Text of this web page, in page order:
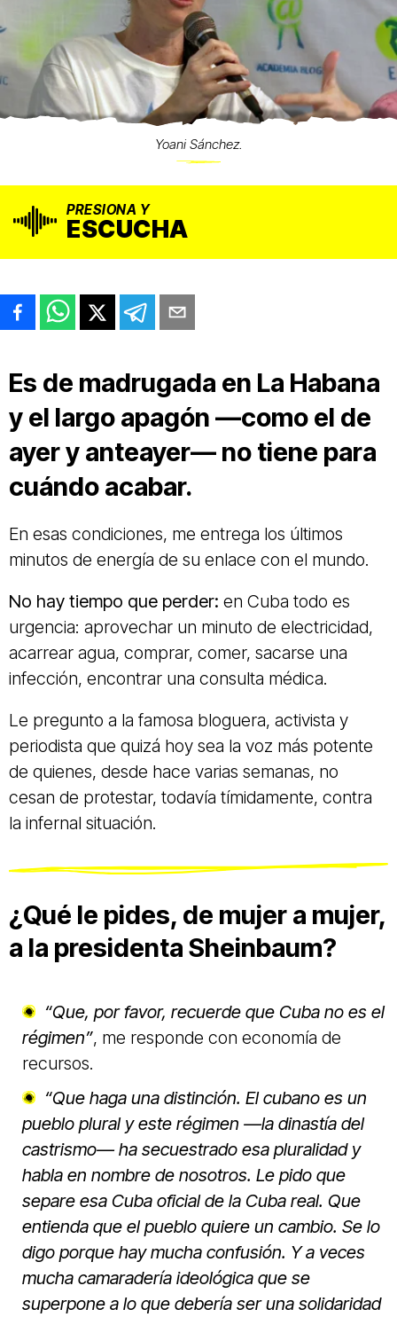
Yoani Sánchez.
PRESIONA Y
ESCUCHA
Es de madrugada en La Habana
y el largo apagón —como el de
ayer y anteayer— no tiene para
cuándo acabar.
En esas condiciones, me entrega los últimos
minutos de energía de su enlace con el mundo.
No hay tiempo que perder: en Cuba todo es
urgencia: aprovechar un minuto de electricidad,
acarrear agua, comprar, comer, sacarse una
infección, encontrar una consulta médica.
Le pregunto a la famosa bloguera, activista y
periodista que quizá hoy sea la voz más potente
de quienes, desde hace varias semanas, no
cesan de protestar, todavía tímidamente, contra
la infernal situación.
¿Qué le pides, de mujer a mujer,
a la presidenta Sheinbaum?
“Que, por favor, recuerde que Cuba no es el
régimen”, me responde con economía de
recursos.
“Que haga una distinción. El cubano es un
pueblo plural y este régimen —la dinastía del
castrismo— ha secuestrado esa pluralidad y
habla en nombre de nosotros. Le pido que
separe esa Cuba oficial de la Cuba real. Que
entienda que el pueblo quiere un cambio. Se lo
digo porque hay mucha confusión. Y a veces
mucha camaradería ideológica que se
superpone a lo que debería ser una solidaridad